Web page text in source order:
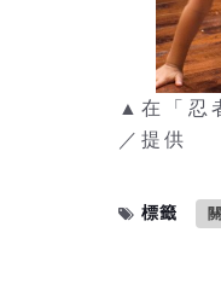
▲在「忍
／提供
標籤